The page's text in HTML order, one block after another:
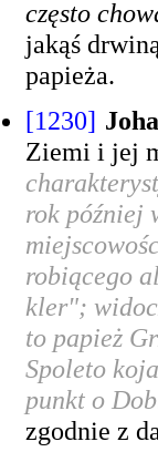
często
jakąś
papieża.
[1230]
Ziemi i jej
rok później
robiącego
kler";
to papież
Spoleto
punkt o
zgodnie z